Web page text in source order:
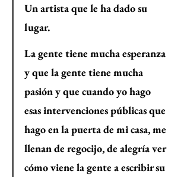
Un artista que le ha dado su
lugar.
La gente tiene mucha esperanza
y que la gente tiene mucha
pasión y que cuando yo hago
esas intervenciones públicas que
hago en la puerta de mi casa, me
llenan de regocijo, de alegría ver
cómo viene la gente a escribir su